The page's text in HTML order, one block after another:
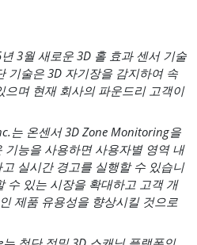
3월 새로운 3D 홀 효과 센서 기술
기술은 3D 자기장을 감지하여 속
으며 현재 회사의 파운드리 고객이
는 온센서 3D Zone Monitoring을
기능을 사용하면 사용자별 영역 내
실시간 경고를 실행할 수 있습니
수 있는 시장을 확대하고 고객 개
제품 유용성을 향상시킬 것으로